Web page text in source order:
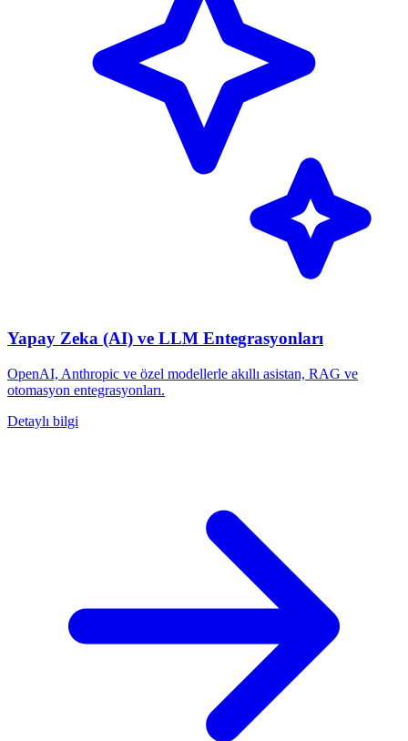
Yapay Zeka (AI) ve LLM Entegrasyonları
OpenAI, Anthropic ve özel modellerle akıllı asistan, RAG ve
otomasyon entegrasyonları.
Detaylı bilgi